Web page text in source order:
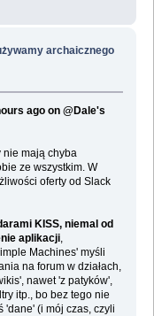
archaicznego
ago on @Dale's
nie mają chyba
ze wszystkim. W
oferty od Slack
KISS, niemal od
aplikacji,
Machines' myśli
na forum w działach,
nawet 'z patyków',
itp., bo bez tego nie
'dane' (i mój czas, czyli